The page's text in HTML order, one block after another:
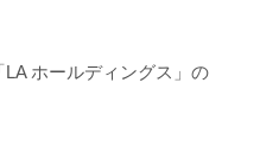
ホールディングス」の